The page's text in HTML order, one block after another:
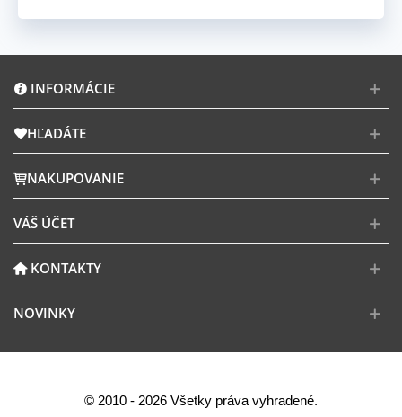
INFORMÁCIE
HĽADÁTE
NAKUPOVANIE
VÁŠ ÚČET
KONTAKTY
NOVINKY
© 2010 - 2026 Všetky práva vyhradené.